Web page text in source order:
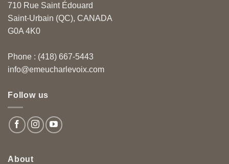
710 Rue Saint Édouard
Saint-Urbain (QC), CANADA
G0A 4K0
Phone : (418) 667-5443
info@emeucharlevoix.com
Follow us
About